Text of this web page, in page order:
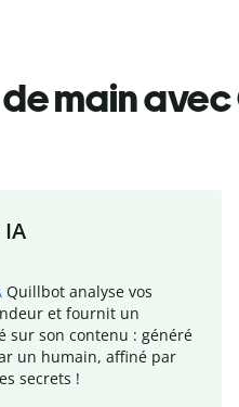
main
Quillbot analyse vos
et fournit un
sur son contenu : généré
un humain, affiné par
secrets !